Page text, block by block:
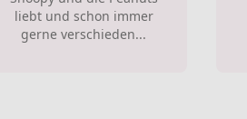
liebt und schon immer
gerne verschieden...